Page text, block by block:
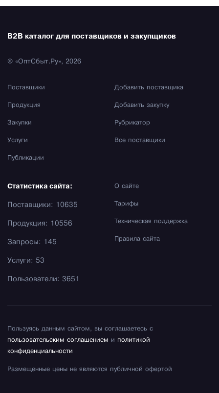
B2B каталог для поставщиков и закупщиков
© «ОптСбыт.Ру», 2026
Поставщики
Продукция
Закупки
Услуги
Публикации
Добавить поставщика
Добавить закупку
Рубрикатор
Все поставщики
О сайте
Тарифы
Техническая поддержка
Правила сайта
Статистика сайта:
Поставщики: 10635
Продукция: 10556
Запросы: 145
Услуги: 53
Пользователи: 3651
Пользуясь данным сайтом, вы соглашаетесь с
пользовательским соглашением и политикой
конфиденциальности
Размещенные цены не являются публичной офертой